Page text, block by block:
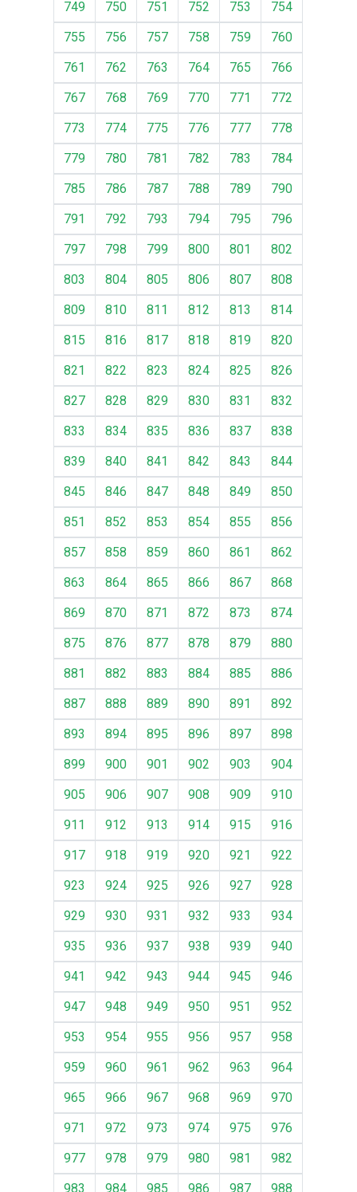
749 750 751 752 753
754
755
756 757 758 759
760
761
762 763 764 765
766
767
768 769 770 771
772
773
774 775 776 777
778
779
780 781 782 783
784
785
786 787 788 789
790
791
792 793 794 795
796
797
798 799 800 801
802
803
804 805 806 807
808
809
810 811 812 813
814
815
816 817 818 819
820
821
822 823 824 825
826
827
828 829 830 831
832
833
834 835 836 837
838
839
840 841 842 843
844
845
846 847 848 849
850
851
852 853 854 855
856
857
858 859 860 861
862
863
864 865 866 867
868
869
870 871 872 873
874
875
876 877 878 879
880
881
882 883 884 885
886
887
888 889 890 891
892
893
894 895 896 897
898
899
900 901 902 903
904
905
906 907 908 909
910
911
912 913 914 915
916
917
918 919 920 921
922
923
924 925 926 927
928
929
930 931 932 933
934
935
936 937 938 939
940
941
942 943 944 945
946
947
948 949 950 951
952
953
954 955 956 957
958
959
960 961 962 963
964
965
966 967 968 969
970
971
972 973 974 975
976
977
978 979 980 981
982
983
984 985 986 987
988